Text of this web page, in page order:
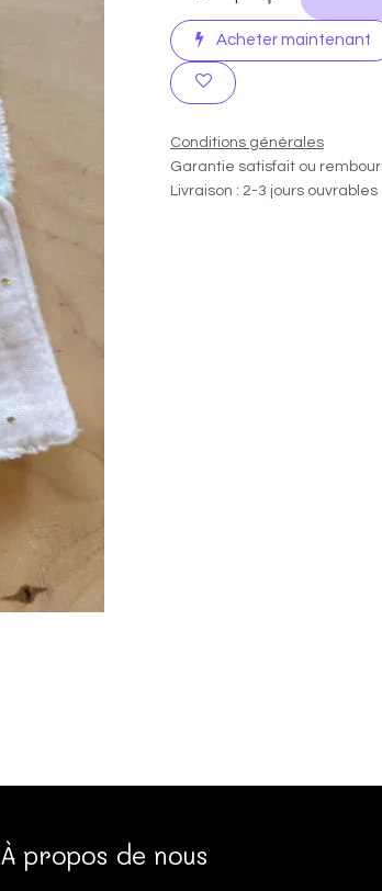
Acheter maintenant
Conditions générales
Garantie satisfait ou
Livraison : 2-3 jours ouvrables
À propos de nous